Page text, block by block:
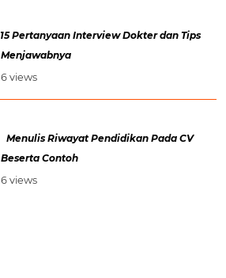
15 Pertanyaan Interview Dokter dan Tips
Menjawabnya
6 views
Menulis Riwayat Pendidikan Pada CV
Beserta Contoh
6 views